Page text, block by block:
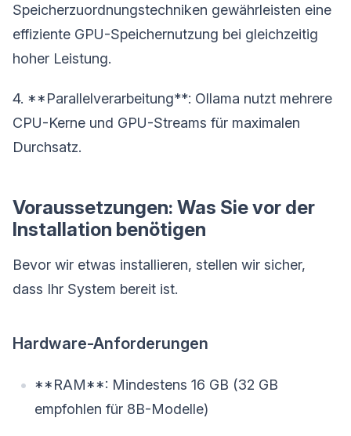
Speicherzuordnungstechniken gewährleisten eine
effiziente GPU-Speichernutzung bei gleichzeitig
hoher Leistung.
4. **Parallelverarbeitung**: Ollama nutzt mehrere
CPU-Kerne und GPU-Streams für maximalen
Durchsatz.
Voraussetzungen: Was Sie vor der
Installation benötigen
Bevor wir etwas installieren, stellen wir sicher,
dass Ihr System bereit ist.
Hardware-Anforderungen
**RAM**: Mindestens 16 GB (32 GB
empfohlen für 8B-Modelle)